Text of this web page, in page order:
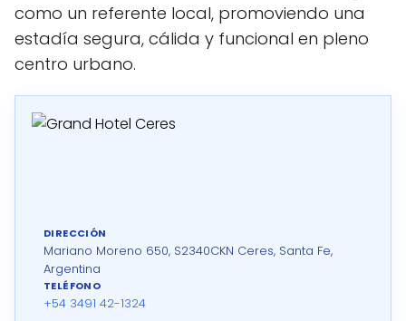
como un referente local, promoviendo una
estadía segura, cálida y funcional en pleno
centro urbano.
DIRECCIÓN
Mariano Moreno 650, S2340CKN Ceres, Santa Fe,
Argentina
TELÉFONO
+54 3491 42-1324